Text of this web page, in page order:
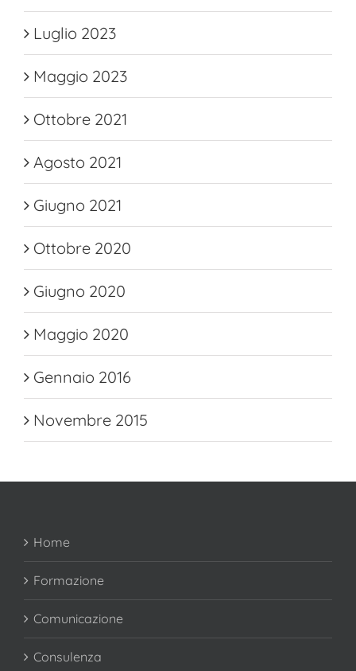
Luglio 2023
Maggio 2023
Ottobre 2021
Agosto 2021
Giugno 2021
Ottobre 2020
Giugno 2020
Maggio 2020
Gennaio 2016
Novembre 2015
Home
Formazione
Comunicazione
Consulenza